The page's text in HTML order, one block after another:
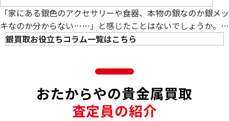
銀と
の違
いと
「家にある銀色のアクセサリーや食器、本物の銀なのか銀メッ
キなのか分からない……」と感じたことはないでしょうか。
銀のアクセサリーや食器など、身の回りの貴金属製品の中に
いや価値が気になるポイントです。 本記事では、銀メッキの
基礎知識や純銀との違い、自宅でできる8つの見分け方を解
銀買取お役立ちコラム一覧はこちら
おたからやの貴金属買取
査定員の紹介